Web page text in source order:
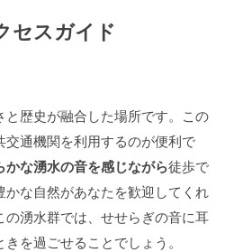
セスガイド
歴史が融合した場所です。この
通機関を利用するのが便利で
かな湧水の音を感じながら徒歩で
な自然があなたを歓迎してくれ
の湧水群では、せせらぎの音に耳
を過ごせることでしょう。